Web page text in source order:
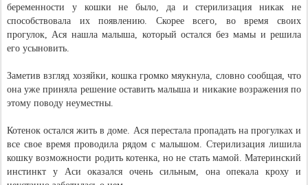
беременности у кошки не было, да и стерилизация никак не
способствовала их появлению. Скорее всего, во время своих
прогулок, Ася нашла малыша, который остался без мамы и решила
его усыновить.
Заметив взгляд хозяйки, кошка громко мяукнула, словно сообщая, что
она уже приняла решение оставить малыша и никакие возражения по
этому поводу неуместны.
Котенок остался жить в доме. Ася перестала пропадать на прогулках и
все свое время проводила рядом с малышом. Стерилизация лишила
кошку возможности родить котенка, но не стать мамой. Материнский
инстинкт у Аси оказался очень сильным, она опекала кроху и